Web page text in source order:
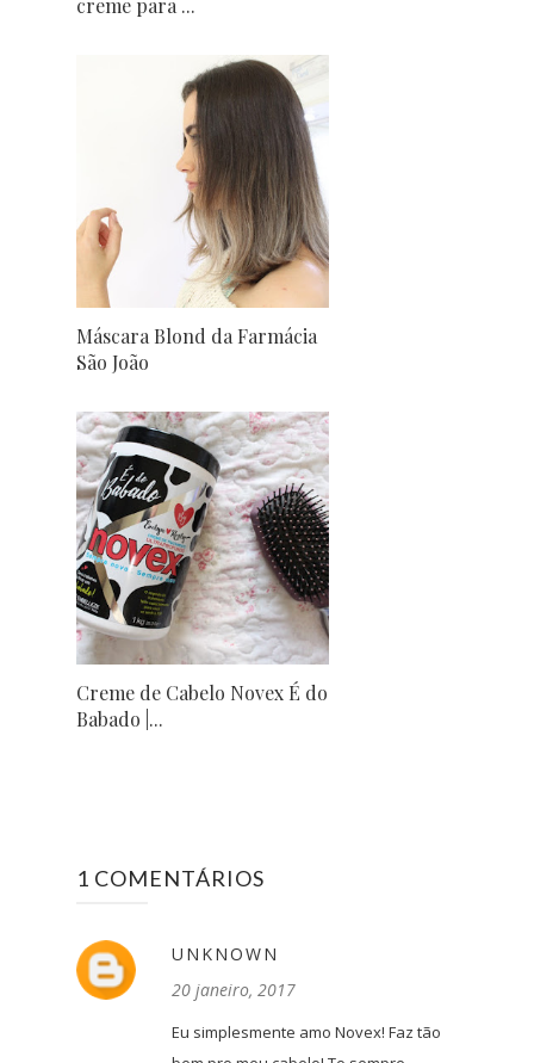
creme para ...
Máscara Blond da Farmácia
São João
Creme de Cabelo Novex É do
Babado |...
1 COMENTÁRIOS
UNKNOWN
20 janeiro, 2017
Eu simplesmente amo Novex! Faz tão